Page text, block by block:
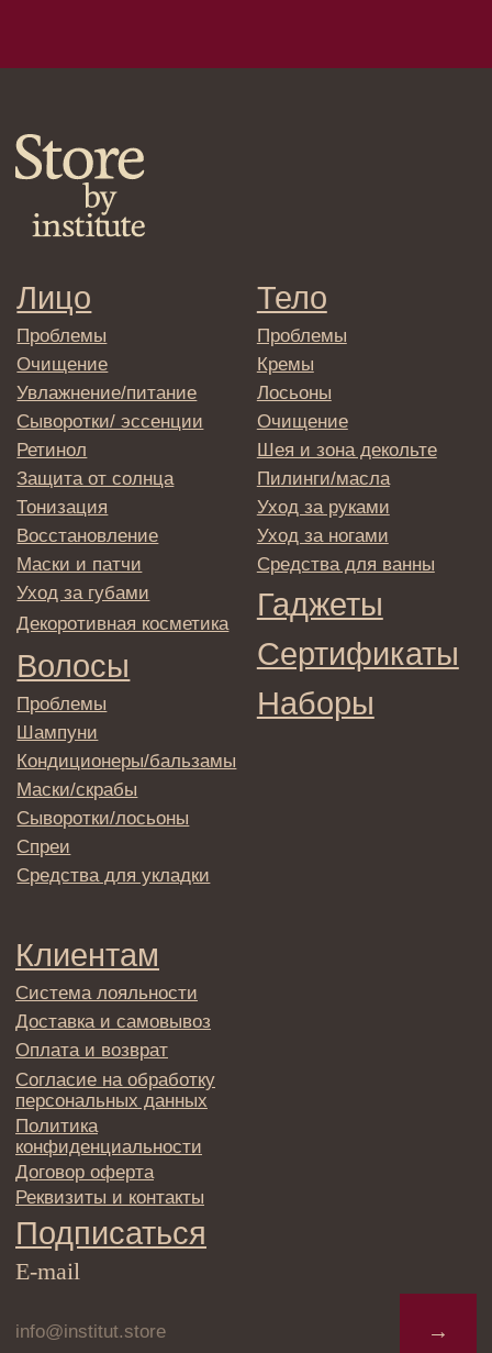
Доставка и самовывоз
Оплата и возврат
Согласие на обработку
персональных данных
конфиденциальности
Договор оферта
Подписаться
E-mail
Отправляя адрес электронной почты
вы соглашаетесь с политикой в отношении
обработки персональных данных
© 2025 Institute Store